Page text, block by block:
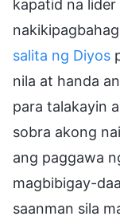
kapatid na lider
salita ng Diyos
nila at handa
para talakayin
sobra akong
ang paggawa
magbibigay-
saanman sila